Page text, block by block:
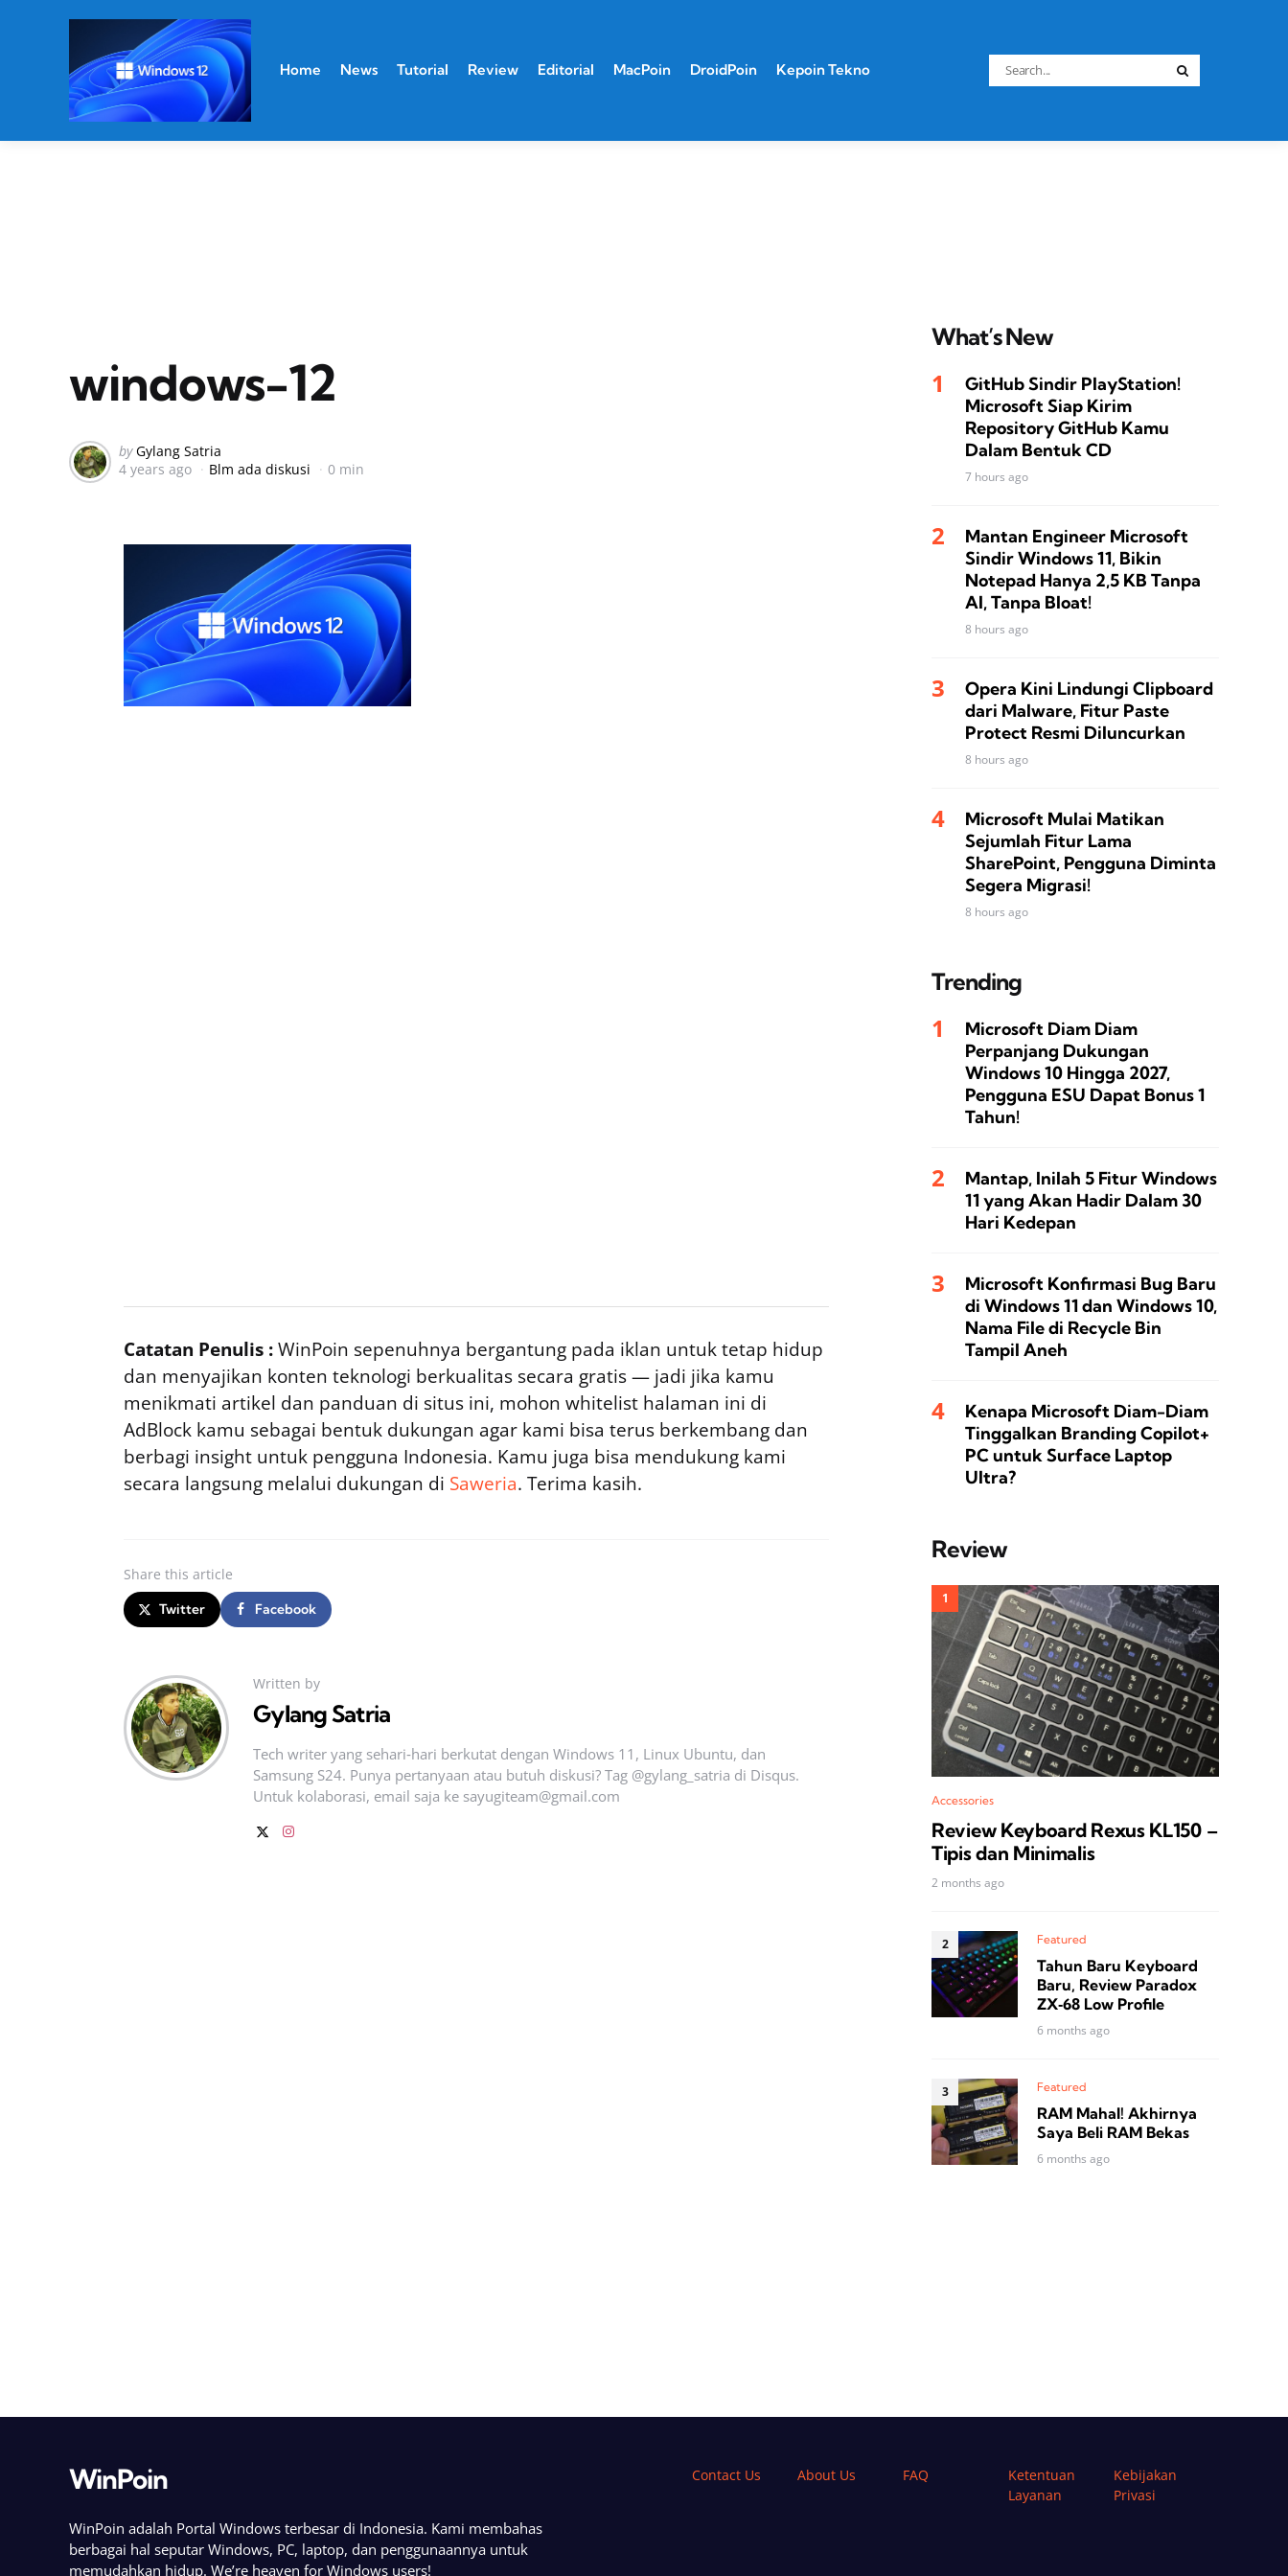
Home News Tutorial Review Editorial MacPoin DroidPoin Kepoin Tekno
Search
for:
windows-12
Posted
by
by Gylang Satria
4 years ago
Blm ada diskusi 0 min
Catatan Penulis :WinPoin sepenuhnya bergantung pada iklan untuk tetap hidup
dan menyajikan konten teknologi berkualitas secara gratis — jadi jika kamu
menikmati artikel dan panduan di situs ini, mohon whitelist halaman ini di
AdBlock kamu sebagai bentuk dukungan agar kami bisa terus berkembang dan
berbagi insight untuk pengguna Indonesia. Kamu juga bisa mendukung kami
secara langsung melalui dukungan di Saweria. Terima kasih.
Share this article
Twitter Facebook
Written by
Gylang Satria
Tech writer yang sehari‑hari berkutat dengan Windows 11, Linux Ubuntu, dan
Samsung S24. Punya pertanyaan atau butuh diskusi? Tag @gylang_satria di Disqus.
Untuk kolaborasi, email saja ke sayugiteam@gmail.com
What’s New
GitHub Sindir PlayStation!
Microsoft Siap Kirim
Repository GitHub Kamu
Dalam Bentuk CD
7 hours ago
Mantan Engineer Microsoft
Sindir Windows 11, Bikin
Notepad Hanya 2,5 KB Tanpa
AI, Tanpa Bloat!
8 hours ago
Opera Kini Lindungi Clipboard
dari Malware, Fitur Paste
Protect Resmi Diluncurkan
8 hours ago
Microsoft Mulai Matikan
Sejumlah Fitur Lama
SharePoint, Pengguna Diminta
Segera Migrasi!
8 hours ago
Trending
Microsoft Diam Diam
Perpanjang Dukungan
Windows 10 Hingga 2027,
Pengguna ESU Dapat Bonus 1
Tahun!
Mantap, Inilah 5 Fitur Windows
11 yang Akan Hadir Dalam 30
Hari Kedepan
Microsoft Konfirmasi Bug Baru
di Windows 11 dan Windows 10,
Nama File di Recycle Bin
Tampil Aneh
Kenapa Microsoft Diam-Diam
Tinggalkan Branding Copilot+
PC untuk Surface Laptop
Ultra?
Review
Accessories
Review Keyboard Rexus KL150 –
Tipis dan Minimalis
2 months ago
Featured
Tahun Baru Keyboard
Baru, Review Paradox
ZX‑68 Low Profile
6 months ago
Featured
RAM Mahal! Akhirnya
Saya Beli RAM Bekas
6 months ago
WinPoin
WinPoin adalah Portal Windows terbesar di Indonesia. Kami membahas
berbagai hal seputar Windows, PC, laptop, dan penggunaannya untuk
memudahkan hidup. We’re heaven for Windows users!
Contact Us About Us FAQ
Ketentuan
Layanan
Kebijakan
Privasi